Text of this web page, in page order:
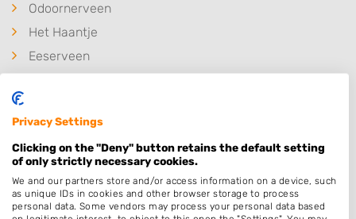
Odoornerveen
Het Haantje
Eeserveen
Ees
Noord-Sleen
Valthermond
De Kiel
Privacy Settings
Clicking on the "Deny" button retains the default setting
of only strictly necessary cookies.
We and our partners store and/or access information on a device, such
as unique IDs in cookies and other browser storage to process
personal data. Some vendors may process your personal data based